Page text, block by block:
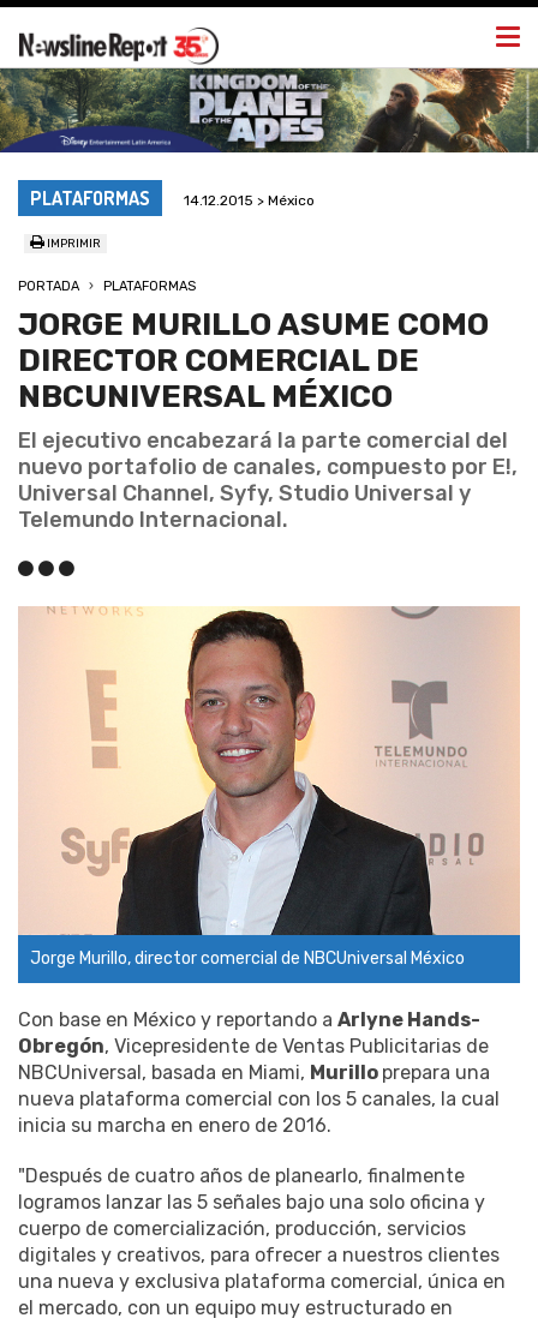
PLATAFORMAS 14.12.2015 > México
IMPRIMIR
PORTADA PLATAFORMAS
JORGE MURILLO ASUME COMO
DIRECTOR COMERCIAL DE
NBCUNIVERSAL MÉXICO
El ejecutivo encabezará la parte comercial del
nuevo portafolio de canales, compuesto por E!,
Universal Channel, Syfy, Studio Universal y
Telemundo Internacional.
Jorge Murillo, director comercial de NBCUniversal México
Con base en México y reportando a Arlyne Hands-
Obregón, Vicepresidente de Ventas Publicitarias de
NBCUniversal, basada en Miami, Murillo prepara una
nueva plataforma comercial con los 5 canales, la cual
inicia su marcha en enero de 2016.
"Después de cuatro años de planearlo, finalmente
logramos lanzar las 5 señales bajo una solo oficina y
cuerpo de comercialización, producción, servicios
digitales y creativos, para ofrecer a nuestros clientes
una nueva y exclusiva plataforma comercial, única en
el mercado, con un equipo muy estructurado en